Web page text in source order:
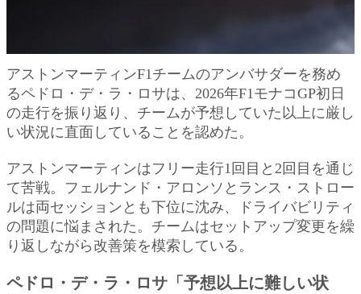
アストンマーティンF1チームのアンバサダーを務め
るペドロ・デ・ラ・ロサは、2026年F1モナコGP初日
の走行を振り返り、チームが予想していた以上に厳し
い状況に直面していることを認めた。
アストンマーティンはフリー走行1回目と2回目を通じ
て苦戦。フェルナンド・アロンソとランス・ストロー
ルは両セッションとも下位に沈み、ドライバビリティ
の問題に悩まされた。チームはセットアップ変更を繰
り返しながら改善策を模索している。
ペドロ・デ・ラ・ロサ「予想以上に難しい状